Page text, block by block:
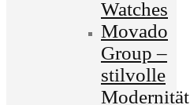
Watches
Movado
Group –
stilvolle
Modernität